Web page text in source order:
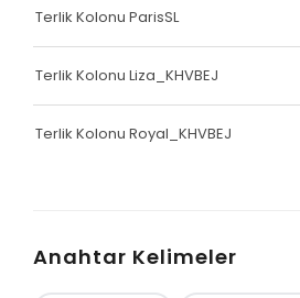
Terlik Kolonu ParisSL
Terlik Kolonu Liza_KHVBEJ
Terlik Kolonu Royal_KHVBEJ
Anahtar Kelimeler